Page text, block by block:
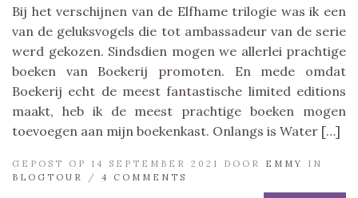
Bij het verschijnen van de Elfhame trilogie was ik een
van de geluksvogels die tot ambassadeur van de serie
werd gekozen. Sindsdien mogen we allerlei prachtige
boeken van Boekerij promoten. En mede omdat
Boekerij echt de meest fantastische limited editions
maakt, heb ik de meest prachtige boeken mogen
toevoegen aan mijn boekenkast. Onlangs is Water […]
GEPOST OP 14 SEPTEMBER 2021 DOOR EMMY
IN
BLOGTOUR
/ 4 COMMENTS